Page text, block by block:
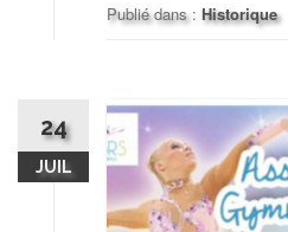
Publié dans : Historique
24
JUIL